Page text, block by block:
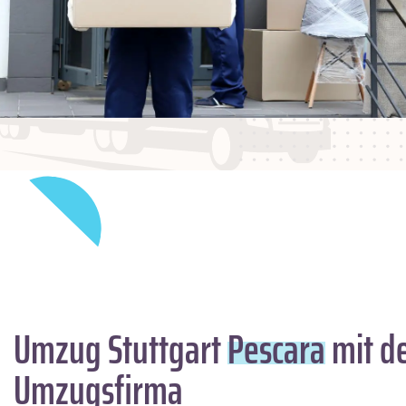
Umzug StuttgartPescaramit
Umzugsfirma